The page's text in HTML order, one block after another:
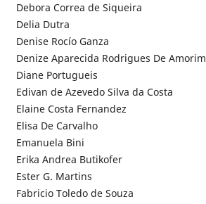
Debora Correa de Siqueira
Delia Dutra
Denise Rocío Ganza
Denize Aparecida Rodrigues De Amorim
Diane Portugueis
Edivan de Azevedo Silva da Costa
Elaine Costa Fernandez
Elisa De Carvalho
Emanuela Bini
Erika Andrea Butikofer
Ester G. Martins
Fabricio Toledo de Souza